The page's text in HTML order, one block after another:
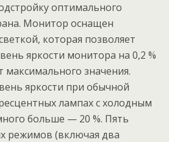
оптимального
Монитор оснащен
которая позволяет
яркости монитора на 0,2 %
максимального значения.
яркости при обычной
лампах с холодным
больше — 20 %. Пять
режимов (включая два